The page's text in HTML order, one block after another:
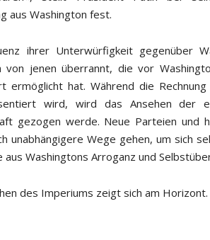
aus Washington fest.
ihrer Unterwürfigkeit gegenüber
von jenen überrannt, die vor
ermöglicht hat. Während die
wird, wird das Ansehen der
gezogen werde. Neue Parteien und
unabhängigere Wege gehen, um sich
aus Washingtons Arroganz und
des Imperiums zeigt sich am Horizont.